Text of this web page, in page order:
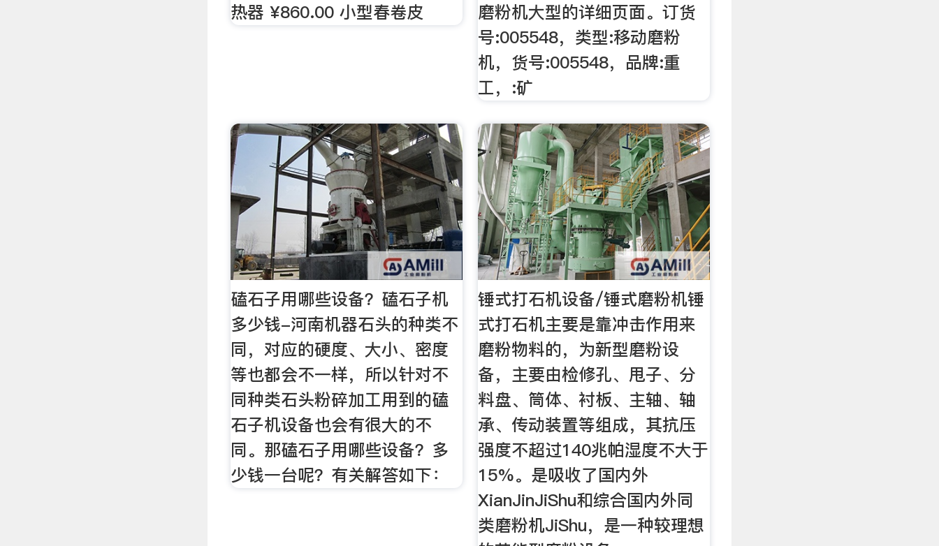
热器 ¥860.00 小型春卷皮
磨粉机大型的详细页面。订货
号:005548，类型:移动磨粉
机，货号:005548，品牌:重
工，:矿
磕石子用哪些设备？磕石子机
多少钱-河南机器石头的种类不
同，对应的硬度、大小、密度
等也都会不一样，所以针对不
同种类石头粉碎加工用到的磕
石子机设备也会有很大的不
同。那磕石子用哪些设备？多
少钱一台呢？有关解答如下：
锤式打石机设备/锤式磨粉机锤
式打石机主要是靠冲击作用来
磨粉物料的，为新型磨粉设
备，主要由检修孔、甩子、分
料盘、筒体、衬板、主轴、轴
承、传动装置等组成，其抗压
强度不超过140兆帕湿度不大于
15%。是吸收了国内外
XianJinJiShu和综合国内外同
类磨粉机JiShu，是一种较理想